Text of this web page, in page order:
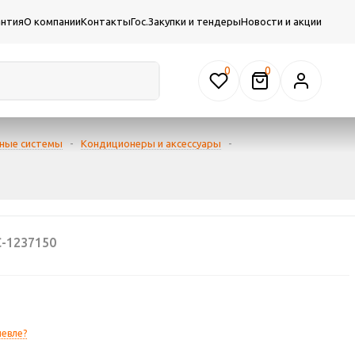
О компанииКонтактыГос.Закупки и тендерыНовости и акции
0
системы - Кондиционеры и аксессуары
-
1237150